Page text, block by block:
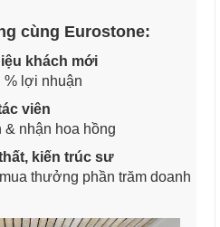
cùng Eurostone:
khách mới
% lợi nhuận
viên
nhận hoa hồng
kiến trúc sư
thưởng phần trăm doanh